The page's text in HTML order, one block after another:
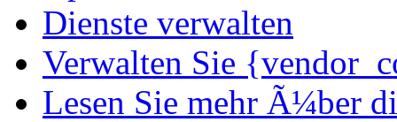
Dienste verwalten
Verwalten Sie
Lesen Sie mehr Ã¼ber